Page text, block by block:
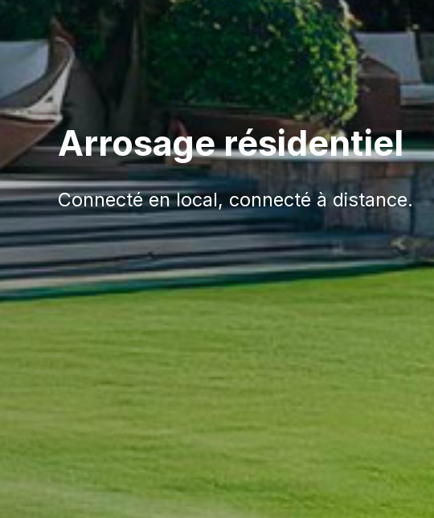
Arrosage résidentiel
Connecté en local, connecté à distance.